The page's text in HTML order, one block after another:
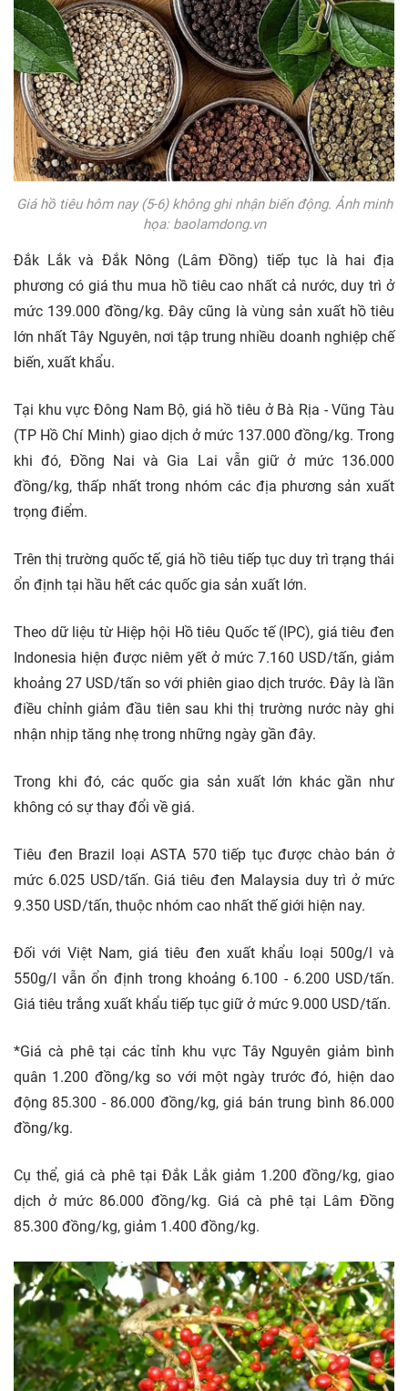
Giá hồ tiêu hôm nay (5-6) không ghi nhận biến động. Ảnh minh
họa: baolamdong.vn
Đắk Lắk và Đắk Nông (Lâm Đồng) tiếp tục là hai địa
phương có giá thu mua hồ tiêu cao nhất cả nước, duy trì ở
mức 139.000 đồng/kg. Đây cũng là vùng sản xuất hồ tiêu
lớn nhất Tây Nguyên, nơi tập trung nhiều doanh nghiệp chế
biến, xuất khẩu.
Tại khu vực Đông Nam Bộ, giá hồ tiêu ở Bà Rịa - Vũng Tàu
(TP Hồ Chí Minh) giao dịch ở mức 137.000 đồng/kg. Trong
khi đó, Đồng Nai và Gia Lai vẫn giữ ở mức 136.000
đồng/kg, thấp nhất trong nhóm các địa phương sản xuất
trọng điểm.
Trên thị trường quốc tế, giá hồ tiêu tiếp tục duy trì trạng thái
ổn định tại hầu hết các quốc gia sản xuất lớn.
Theo dữ liệu từ Hiệp hội Hồ tiêu Quốc tế (IPC), giá tiêu đen
Indonesia hiện được niêm yết ở mức 7.160 USD/tấn, giảm
khoảng 27 USD/tấn so với phiên giao dịch trước. Đây là lần
điều chỉnh giảm đầu tiên sau khi thị trường nước này ghi
nhận nhịp tăng nhẹ trong những ngày gần đây.
Trong khi đó, các quốc gia sản xuất lớn khác gần như
không có sự thay đổi về giá.
Tiêu đen Brazil loại ASTA 570 tiếp tục được chào bán ở
mức 6.025 USD/tấn. Giá tiêu đen Malaysia duy trì ở mức
9.350 USD/tấn, thuộc nhóm cao nhất thế giới hiện nay.
Đối với Việt Nam, giá tiêu đen xuất khẩu loại 500g/l và
550g/l vẫn ổn định trong khoảng 6.100 - 6.200 USD/tấn.
Giá tiêu trắng xuất khẩu tiếp tục giữ ở mức 9.000 USD/tấn.
*Giá cà phê tại các tỉnh khu vực Tây Nguyên giảm bình
quân 1.200 đồng/kg so với một ngày trước đó, hiện dao
động 85.300 - 86.000 đồng/kg, giá bán trung bình 86.000
đồng/kg.
Cụ thể, giá cà phê tại Đắk Lắk giảm 1.200 đồng/kg, giao
dịch ở mức 86.000 đồng/kg. Giá cà phê tại Lâm Đồng
85.300 đồng/kg, giảm 1.400 đồng/kg.